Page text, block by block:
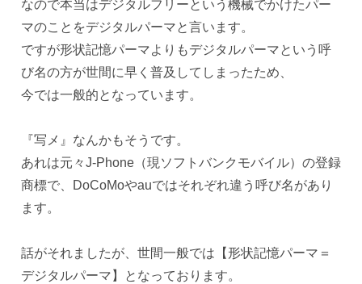
なので本当はデジタルフリーという機械でかけたパー
マのことをデジタルパーマと言います。
ですが形状記憶パーマよりもデジタルパーマという呼
び名の方が世間に早く普及してしまったため、
今では一般的となっています。
『写メ』なんかもそうです。
あれは元々J-Phone（現ソフトバンクモバイル）の登録
商標で、DoCoMoやauではそれぞれ違う呼び名があり
ます。
話がそれましたが、世間一般では【形状記憶パーマ＝
デジタルパーマ】となっております。